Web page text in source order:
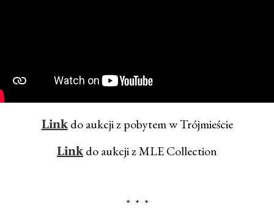
Linkdo aukcji z pobytem w Trójmieście
Link do aukcji z MLE Collection
* * *